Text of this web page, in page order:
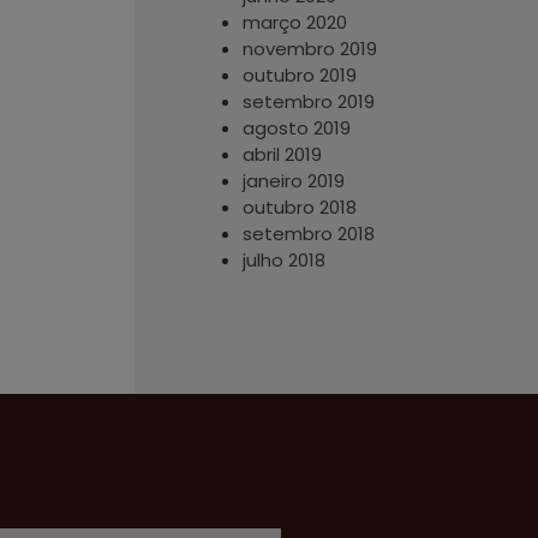
março 2020
novembro 2019
outubro 2019
setembro 2019
agosto 2019
abril 2019
janeiro 2019
outubro 2018
setembro 2018
julho 2018